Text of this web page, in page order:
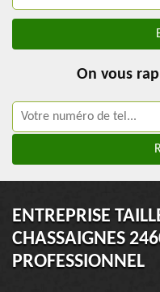
On vous
ENTREPRISE
CHASSAIGNES
PROFESSIONNEL